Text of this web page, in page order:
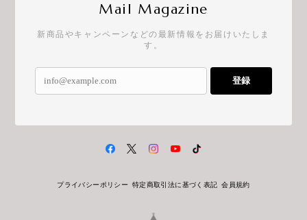
Mail Magazine
新商品やキャンペーンなどの最新情報をお届けいたしま
す。
登録
プライバシーポリシー 特定商取引法に基づく表記 会員規約